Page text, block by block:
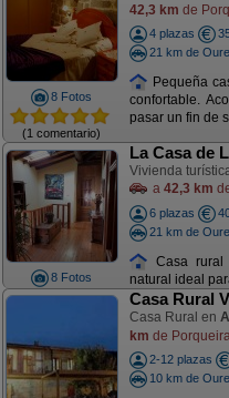
8 Fotos
(1 comentario)
42,3 km de
4 plazas
21 km de
Pequeña
confortable.
pasar un fin de
8 Fotos
La Casa de
Vivienda
a 42,3 km
6 plazas
21 km de
Casa
natural ideal
Casa Rural
Casa Rural en
km de
2-12 plazas
10 km de